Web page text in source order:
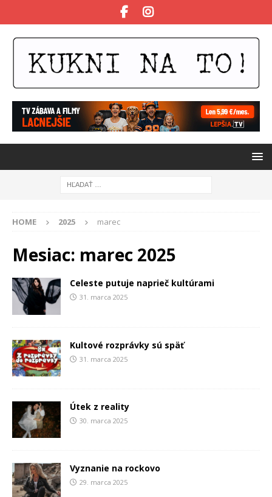
HOME 2025 marec
Mesiac: marec 2025
Celeste putuje naprieč kultúrami
31. marca 2025
Kultové rozprávky sú späť
31. marca 2025
Útek z reality
30. marca 2025
Vyznanie na rockovo
29. marca 2025